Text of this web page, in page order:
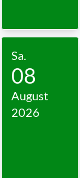
Sa.
08
August
2026